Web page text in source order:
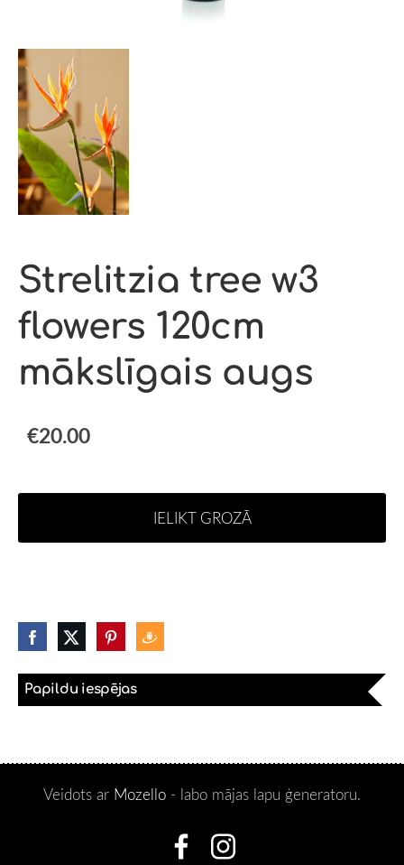
Papildu iespējas
Strelitzia tree w3
flowers 120cm
mākslīgais augs
€20.00
IELIKT GROZĀ
Veidots ar Mozello - labo mājas lapu ģeneratoru.